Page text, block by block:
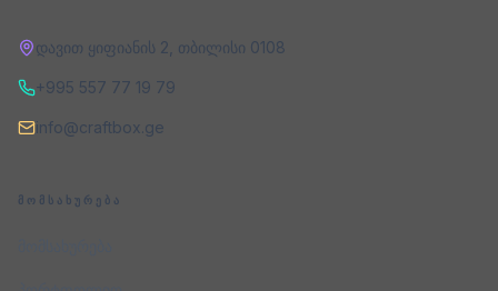
დავით ყიფიანის 2 თბილისი 0108
+995 557 77 19 79
info@craftbox.ge
ᲛᲝᲛᲡᲐᲮᲣᲠᲔᲑᲐ